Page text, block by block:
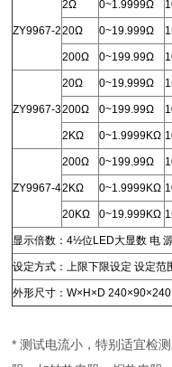
ZY9967-2
2Ω 0~1.9999Ω
20Ω 0~19.999Ω
200Ω 0~199.99Ω
ZY9967-3
20Ω 0~19.999Ω
200Ω 0~199.99Ω
2KΩ 0~1.9999KΩ
ZY9967-4
200Ω 0~199.99Ω
2KΩ 0~1.9999KΩ
20KΩ 0~19.999KΩ
显示倍数：4½位LED大显数 电
设定方式：上限下限设定 设定范
外形尺寸：W×H×D
* 测试电流小，特别适宜检